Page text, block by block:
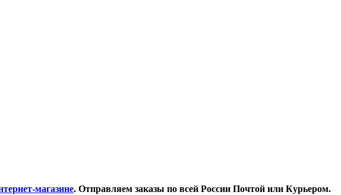
магазине. Отправляем заказы по всей России Почтой или Курьером.